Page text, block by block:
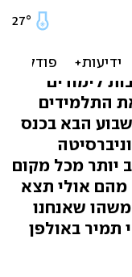
לימודים
התלמידים
הבא בכנס
יותר מכל מקום
מהם אולי תצא
שאנחנו
תמיר באולפן